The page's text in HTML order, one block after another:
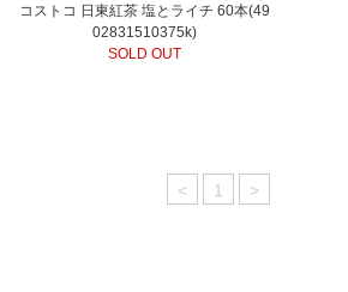
コストコ 日東紅茶 塩とライチ 60本(49
02831510375k)
SOLD OUT
< 1 >